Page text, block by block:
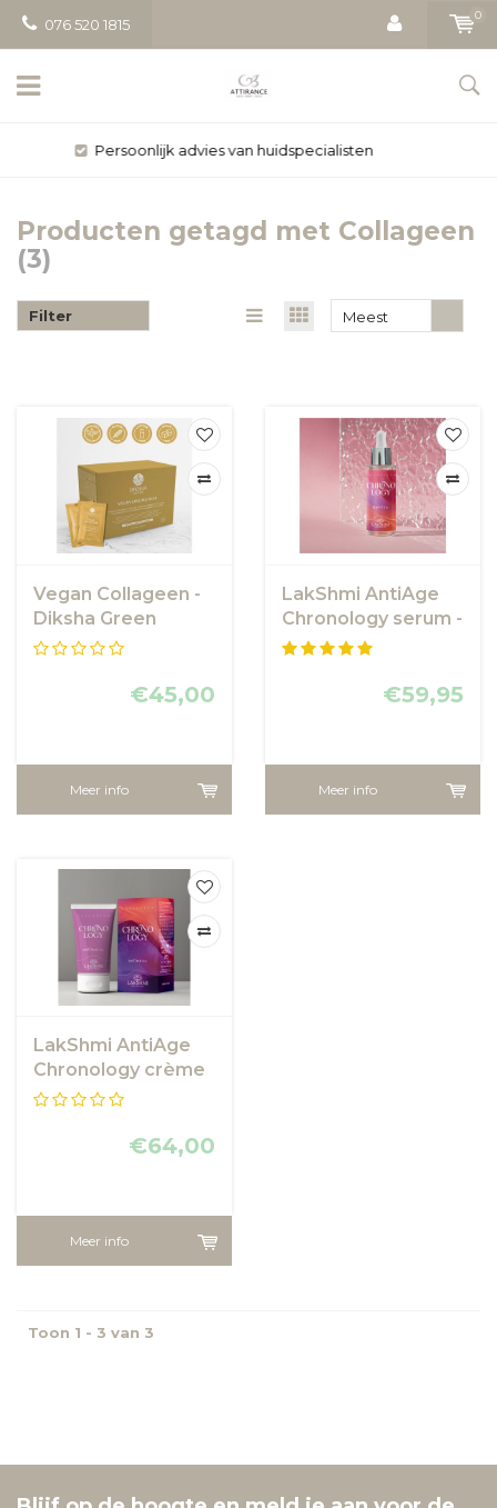
076 520 1815
0
Gratis bezorging vanaf € 50
Producten getagd met Collageen
(3)
Filter
Meest
Vegan Collageen -
Diksha Green
LakShmi
€45,00
Meer info
LakShmi AntiAge
Chronology serum -
met plantaardig
€59,95
Meer info
LakShmi AntiAge
Chronology crème
,nightbooster met
€64,00
Meer info
Toon 1 - 3 van 3